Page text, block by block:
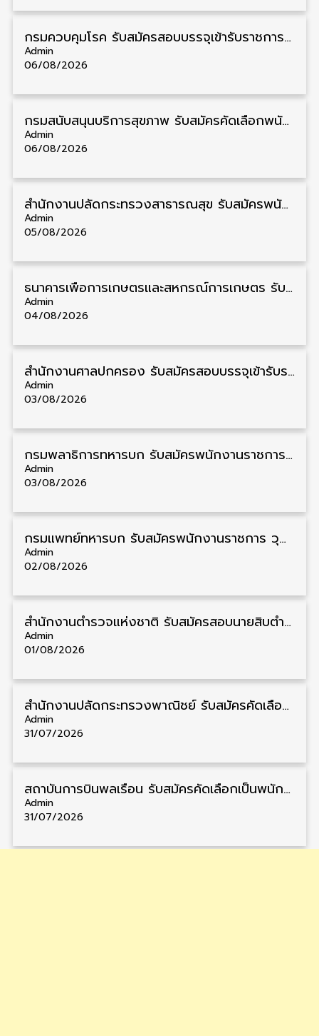
กรมควบคุมโรค รับสมัครสอบบรรจุเข้ารับราชการ วุฒิ ปวส./ป.ตรี 17 อัตรา รับสมัคร 17 สิงหาคม – 4 กันยายน
Admin
06/08/2026
กรมสนับสนุนบริการสุขภาพ รับสมัครคัดเลือกพนักงานราชการ วุฒิ ปวส./ป.ตรี 13 อัตรา รับสมัคร 11 – 20 สิงหาคม
Admin
06/08/2026
สำนักงานปลัดกระทรวงสาธารณสุข รับสมัครพนักงานราชการรูปแบบพิเศษ วุฒิ ปวส./ป.ตรี 102 อัตรา รับสมัคร 17 – 28 สิงหาคม
Admin
05/08/2026
ธนาคารเพื่อการเกษตรและสหกรณ์การเกษตร รับสมัครบุคคลเพื่อเป็นผู้ช่วยพนักงาน วุฒิ ป.ตรี 5 อัตรา รับสมัคร 4 – 14 สิงหาคม
Admin
04/08/2026
สํานักงานศาลปกครอง รับสมัครสอบบรรจุเข้ารับราชการ วุฒิ ป.ตรี 72 อัตรา รับสมัคร 31 สิงหาคม – 18 กันยายน
Admin
03/08/2026
กรมพลาธิการทหารบก รับสมัครพนักงานราชการ วุฒิ ม.3/ม.6/ปวช. 66 อัตรา รับสมัคร 10 – 17 สิงหาคม
Admin
03/08/2026
กรมแพทย์ทหารบก รับสมัครพนักงานราชการ วุฒิ ม.3/ม.6/ปวช./ปวท./ปวส. 6 อัตรา รับสมัคร 3 – 7 สิงหาคม
Admin
02/08/2026
สำนักงานตำรวจแห่งชาติ รับสมัครสอบนายสิบตำรวจ วุฒิ ม.6/ปวช. 6,000 อัตรา รับสมัคร 8 – 19 สิงหาคม
Admin
01/08/2026
สำนักงานปลัดกระทรวงพาณิชย์ รับสมัครคัดเลือกพนักงานราชการ วุฒิ ปวส./ป.ตรี 11 อัตรา รับสมัคร 10 – 21 สิงหาคม
Admin
31/07/2026
สถาบันการบินพลเรือน รับสมัครคัดเลือกเป็นพนักงาน วุฒิ ป.ตรี/ป.โท/ป.เอก 11 อัตรา รับสมัคร 27 กรกฎาคม – 10 สิงหาคม
Admin
31/07/2026